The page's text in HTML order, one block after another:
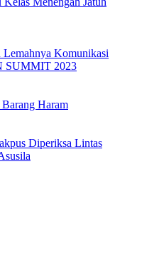
Komunikasi
SUMMIT 2023
Haram
Diperiksa Lintas